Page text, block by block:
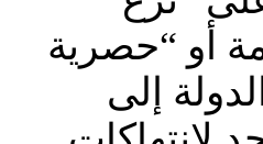
أو “حصرية
إلى